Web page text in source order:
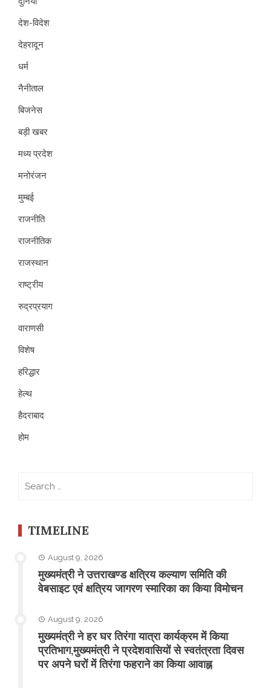
देश-विदेश
देहरादून
धर्म
नैनीताल
बिजनेस
बड़ी खबर
मध्य प्रदेश
मनोरंजन
मुम्बई
राजनीति
राजनीतिक
राजस्थान
राष्ट्रीय
रुद्रप्रयाग
वाराणसी
विशेष
हरिद्धार
हेल्थ
हैदराबाद
होम
TIMELINE
August 9, 2026
मुख्यमंत्री ने उत्तराखण्ड क्षत्रिय कल्याण समिति की
वेबसाइट एवं क्षत्रिय जागरण स्मारिका का किया विमोचन
August 9, 2026
मुख्यमंत्री ने हर घर तिरंगा यात्रा कार्यक्रम में किया
प्रतिभाग,मुख्यमंत्री ने प्रदेशवासियों से स्वतंत्रता दिवस
पर अपने घरों में तिरंगा फहराने का किया आवाह्न